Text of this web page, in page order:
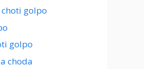
golpo
golpo
choda